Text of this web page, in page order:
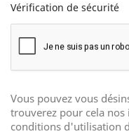
Vérification de sécurité
Vous pouvez vous
trouverez pour cela
conditions d'utilisation